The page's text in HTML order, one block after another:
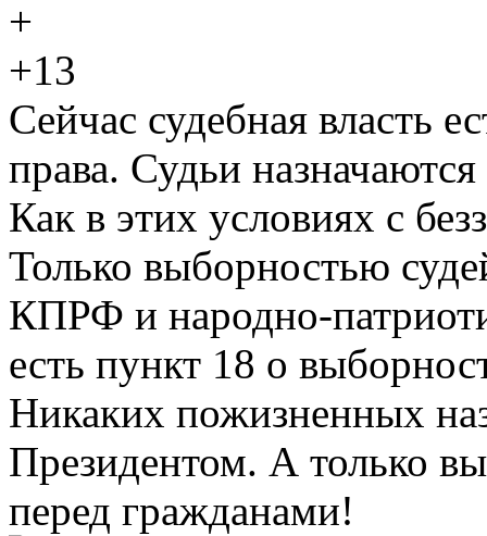
+13
Сейчас судебная власть
права. Судьи
Как в этих условиях с
Только выборностью
КПРФ и народно-
есть пункт 18 о
Никаких пожизненных
Президентом. А только
перед гражданами!